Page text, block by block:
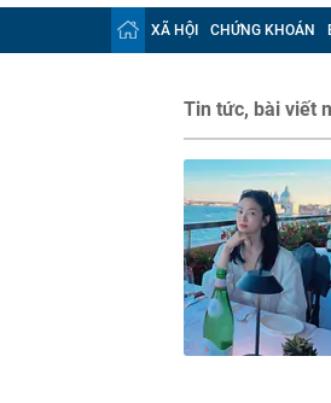
XÃ HỘI CHỨNG KHOÁN
Tin tức, bài viết